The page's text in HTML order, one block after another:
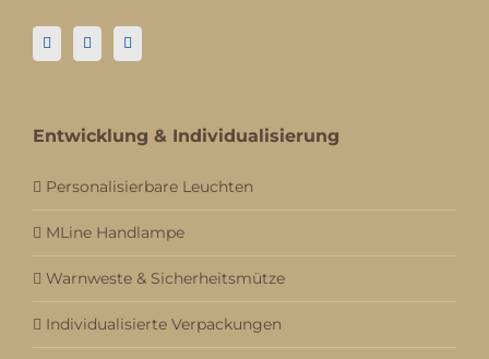
Entwicklung & Individualisierung
Personalisierbare Leuchten
MLine Handlampe
Warnweste & Sicherheitsmütze
Individualisierte Verpackungen